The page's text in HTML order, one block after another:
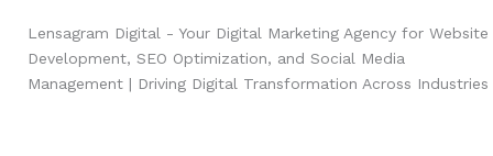
Lensagram Digital - Your Digital Marketing Agency for Website
Development, SEO Optimization, and Social Media
Management | Driving Digital Transformation Across Industries